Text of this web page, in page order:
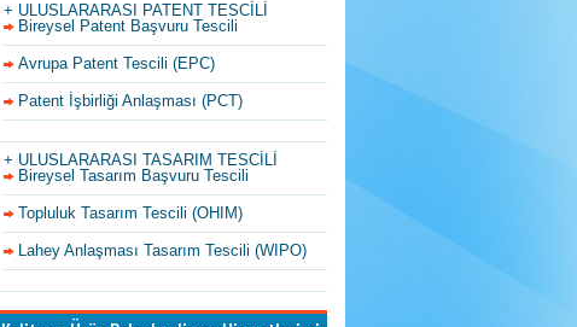
+ ULUSLARARASI PATENT TESCİLİ
Bireysel Patent Başvuru Tescili
Avrupa Patent Tescili (EPC)
Patent İşbirliği Anlaşması (PCT)
+ ULUSLARARASI TASARIM TESCİLİ
Bireysel Tasarım Başvuru Tescili
Topluluk Tasarım Tescili (OHIM)
Lahey Anlaşması Tasarım Tescili (WIPO)